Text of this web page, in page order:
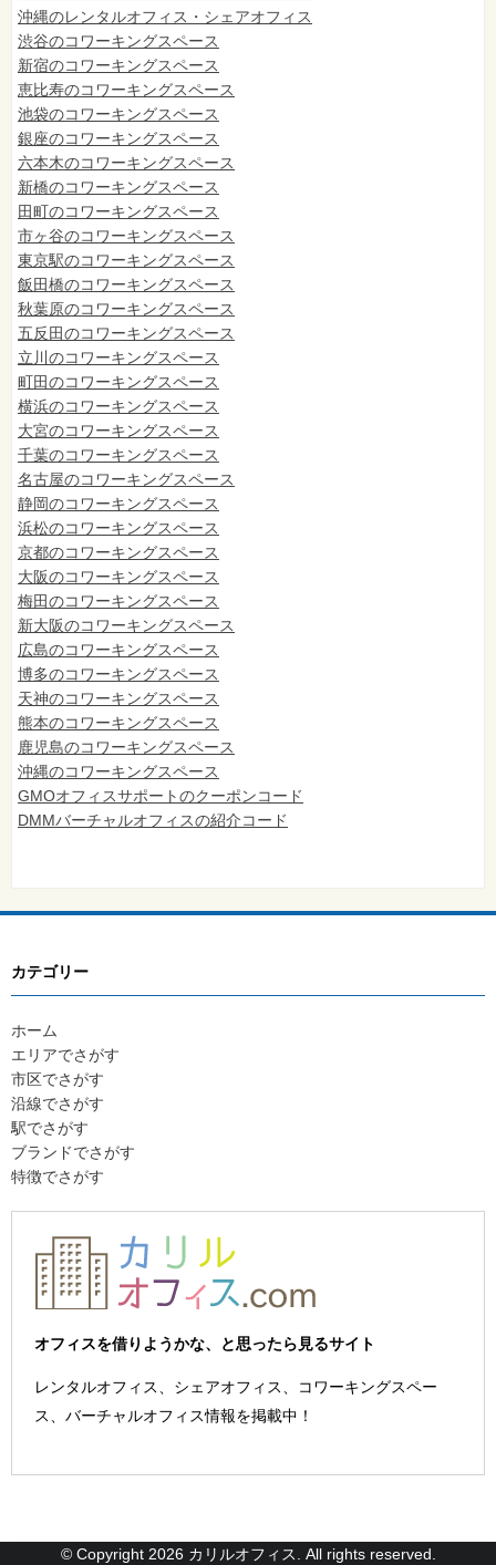
沖縄のレンタルオフィス・シェアオフィス
渋谷のコワーキングスペース
新宿のコワーキングスペース
恵比寿のコワーキングスペース
池袋のコワーキングスペース
銀座のコワーキングスペース
六本木のコワーキングスペース
新橋のコワーキングスペース
田町のコワーキングスペース
市ヶ谷のコワーキングスペース
東京駅のコワーキングスペース
飯田橋のコワーキングスペース
秋葉原のコワーキングスペース
五反田のコワーキングスペース
立川のコワーキングスペース
町田のコワーキングスペース
横浜のコワーキングスペース
大宮のコワーキングスペース
千葉のコワーキングスペース
名古屋のコワーキングスペース
静岡のコワーキングスペース
浜松のコワーキングスペース
京都のコワーキングスペース
大阪のコワーキングスペース
梅田のコワーキングスペース
新大阪のコワーキングスペース
広島のコワーキングスペース
博多のコワーキングスペース
天神のコワーキングスペース
熊本のコワーキングスペース
鹿児島のコワーキングスペース
沖縄のコワーキングスペース
GMOオフィスサポートのクーポンコード
DMMバーチャルオフィスの紹介コード
カテゴリー
ホーム
エリアでさがす
市区でさがす
沿線でさがす
駅でさがす
ブランドでさがす
特徴でさがす
オフィスを借りようかな、と思ったら見るサイト
レンタルオフィス、シェアオフィス、コワーキングスペー
ス、バーチャルオフィス情報を掲載中！
© Copyright 2026 カリルオフィス. All rights reserved.